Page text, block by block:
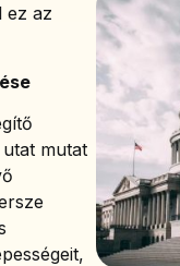
ez az
mutat